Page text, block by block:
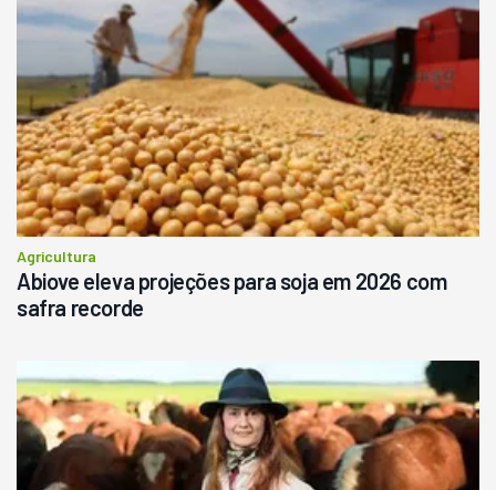
Agricultura
Abiove eleva projeções para soja em 2026 com
safra recorde